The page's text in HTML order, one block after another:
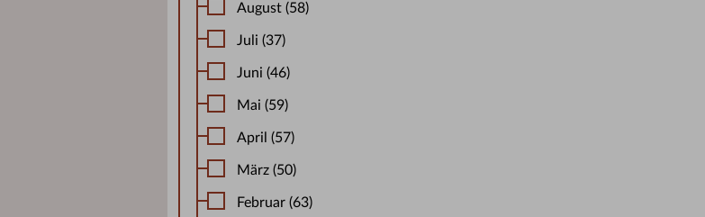
August (58)
Juli (37)
Juni (46)
Mai (59)
April (57)
März (50)
Februar (63)